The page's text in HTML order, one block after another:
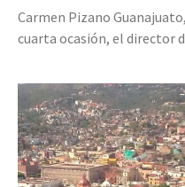
Carmen Pizano
cuarta ocasión, el director